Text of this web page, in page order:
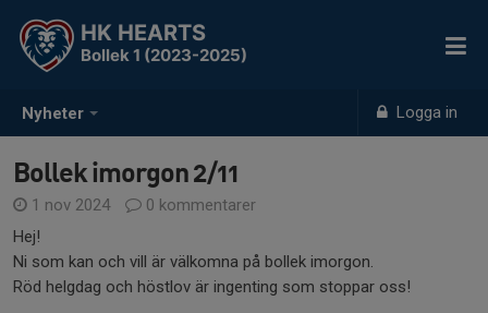
Nyheter Logga in
HK HEARTS
Bollek 1 (2023-2025)
Bollek imorgon 2/11
1 nov 2024
0 kommentarer
Hej!
Ni som kan och vill är välkomna på bollek imorgon.
Röd helgdag och höstlov är ingenting som stoppar oss!